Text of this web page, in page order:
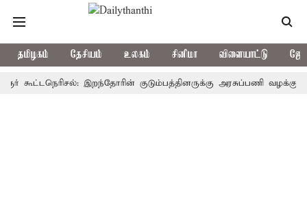
தமிழகம் தேசியம் உலகம் சினிமா விளையாட்டு
இறந்தோரின் குடும்பத்தினருக்கு அரசுப்பணி வழக்கு; வரும்